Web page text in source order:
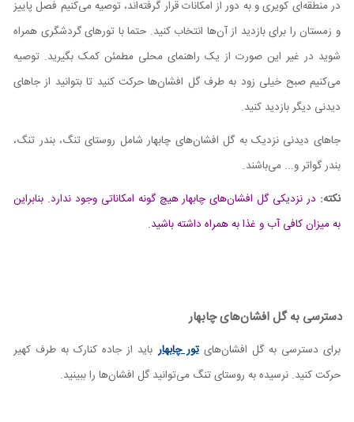
در منطقه‌ای کویری و به دور از امکانات قرار گرفته‌اند، توصیه می‌کنیم فصل پاییز
و زمستان را برای بازدید از آن‌ها انتخاب کنید. حتما با تور‌های گردشگری همراه
شوید در غیر این صورت از یک راهنمای محلی مطمئن کمک بگیرید. توصیه
می‌کنیم صبح خیلی زود به طرف گل افشان‌ها حرکت کنید تا بتوانید از جاهای
دیدنی دیگر بازدید کنید.
جاهای دیدنی نزدیک به گل افشان‌های چابهار شامل روستای تنگ، بندر تنگ،
بندر گواتر و... می‌باشند.
نکته: در نزدیکی گل افشان‌های چابهار هیچ گونه امکاناتی وجود ندارد. بنابراین
به میزان کافی آب و غذا به همراه داشته باشید.
دسترسی به گل افشان‌های چابهار
برای دسترسی به گل افشان‌هایتور چابهارباید از جاده کنارک به طرف کهیر
حرکت کنید. نرسیده به روستای تنگ می‌توانید گل افشان‌ها را ببینید.